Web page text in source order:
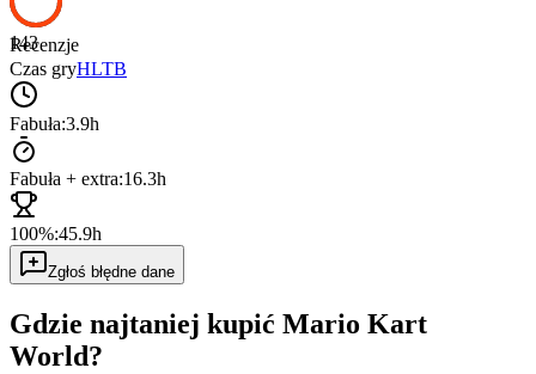
143
Recenzje
Czas gryHLTB
Fabuła:3.9h
Fabuła + extra:16.3h
100%:45.9h
Zgłoś błędne dane
Gdzie najtaniej kupić Mario Kart
World?